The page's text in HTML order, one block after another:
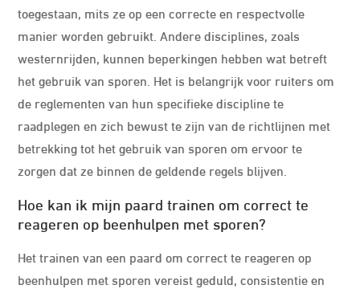
toegestaan, mits ze op een correcte en respectvolle
manier worden gebruikt. Andere disciplines, zoals
westernrijden, kunnen beperkingen hebben wat betreft
het gebruik van sporen. Het is belangrijk voor ruiters om
de reglementen van hun specifieke discipline te
raadplegen en zich bewust te zijn van de richtlijnen met
betrekking tot het gebruik van sporen om ervoor te
zorgen dat ze binnen de geldende regels blijven.
Hoe kan ik mijn paard trainen om correct te
reageren op beenhulpen met sporen?
Het trainen van een paard om correct te reageren op
beenhulpen met sporen vereist geduld, consistentie en